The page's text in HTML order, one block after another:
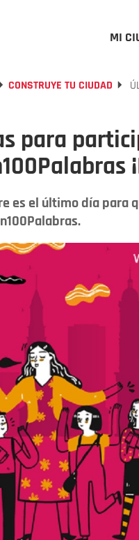
MI
CONSTRUYE TU CIUDAD
para
es el último día